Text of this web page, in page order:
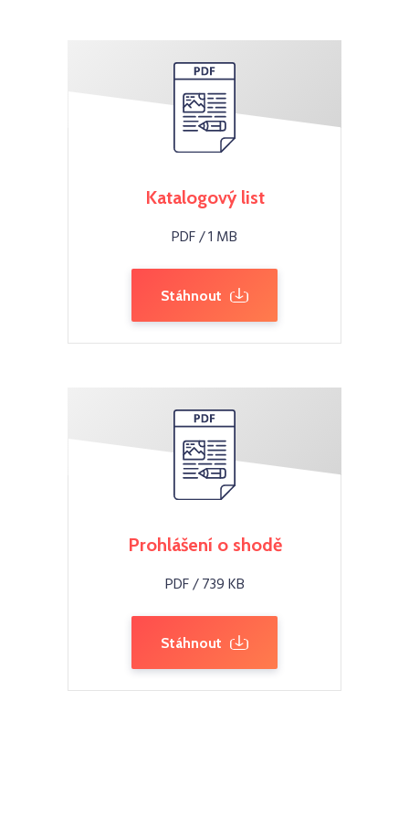
Katalogový list
PDF / 1 MB
Stáhnout
Prohlášení o shodě
PDF / 739 KB
Stáhnout